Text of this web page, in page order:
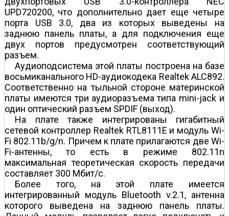
UPD720200, что дополнительно дает еще четыре
порта USB 3.0, два из которых выведены на
заднюю панель платы, а для подключения еще
двух портов предусмотрен соответствующий
разъем.
Аудиоподсистема этой платы построена на базе
восьмиканального HD-аудиокодека Realtek ALC892.
Соответственно на тыльной стороне материнской
платы имеются три аудиоразъема типа mini-jack и
один оптический разъем SPDIF (выход).
На плате также интегрированы гигабитный
сетевой контроллер Realtek RTL8111E и модуль Wi-
Fi 802.11b/g/n. Причем к плате прилагаются две Wi-
Fi-антенны, то есть в режиме 802.11n
максимальная теоретическая скорость передачи
составляет 300 Мбит/с.
Более того, на этой плате имеется
интегрированный модуль Bluetooth v.2.1, антенна
которого выведена на заднюю панель платы.